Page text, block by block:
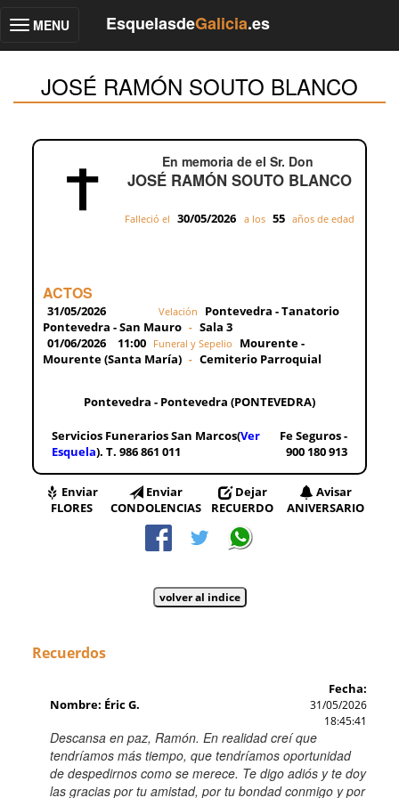
Toggle
MENU EsquelasdeGalicia.es
JOSÉ RAMÓN SOUTO BLANCO
En memoria de el Sr. Don
JOSÉ RAMÓN SOUTO BLANCO
Falleció el 30/05/2026 a los 55 años de edad
ACTOS
31/05/2026 Velación
Pontevedra - Tanatorio
Pontevedra - San Mauro - Sala 3
01/06/2026
11:00 Funeral y Sepelio
Mourente -
Mourente (Santa María) - Cemiterio Parroquial
Pontevedra - Pontevedra (PONTEVEDRA)
Servicios Funerarios San Marcos(Ver
Esquela). T. 986 861 011
Fe Seguros -
900 180 913
Enviar
FLORES
Enviar
CONDOLENCIAS
Dejar
RECUERDO
Avisar
ANIVERSARIO
Recuerdos
Nombre: Éric G.
Fecha:
31/05/2026
18:45:41
Descansa en paz, Ramón. En realidad creí que
tendríamos más tiempo, que tendríamos oportunidad
de despedirnos como se merece. Te digo adiós y te doy
las gracias por tu amistad, por tu bondad conmigo y por